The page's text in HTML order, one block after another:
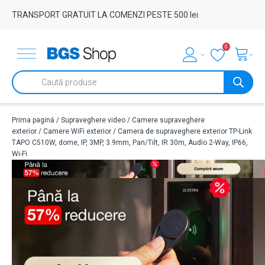
TRANSPORT GRATUIT LA COMENZI PESTE 500 lei
0
Products
search
Prima pagină / Supraveghere video / Camere supraveghere
exterior / Camere WiFi exterior / Camera de supraveghere exterior TP-Link
TAPO C510W, dome, IP, 3MP, 3.9mm, Pan/Tilt, IR 30m, Audio 2-Way, IP66,
Wi-Fi